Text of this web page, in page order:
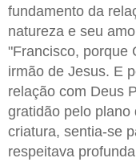
fundamento da
natureza e seu
"Francisco, porque
irmão de Jesus. E
relação com Deus
gratidão pelo plano
criatura, sentia-se
respeitava